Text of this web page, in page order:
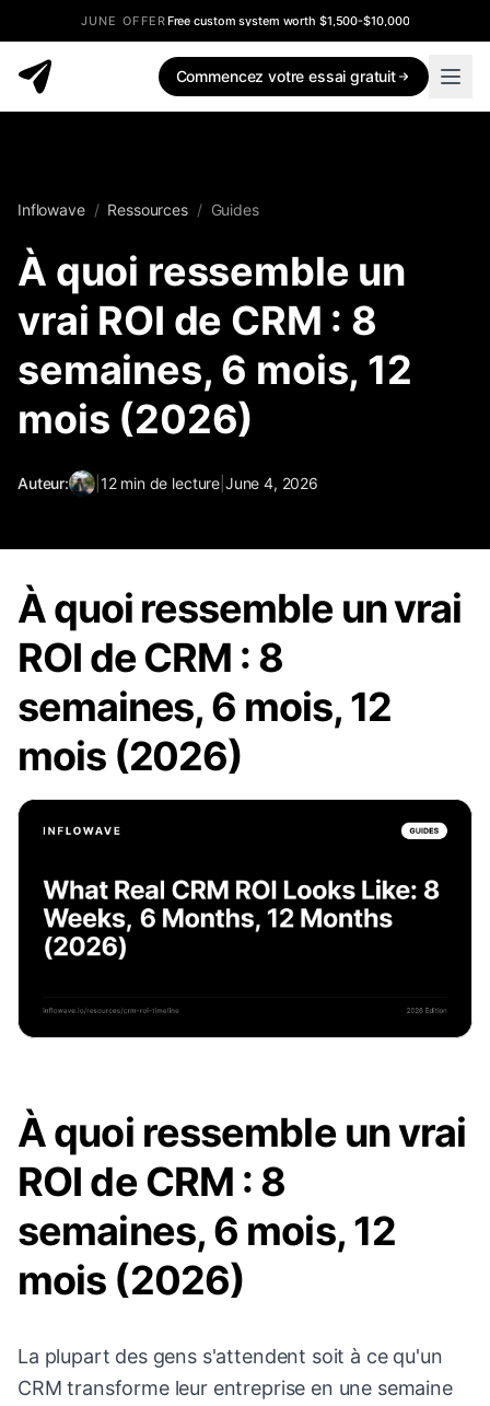
JUNE OFFERFree custom system worth $1,500-$10,000
Commencez votre essai gratuit
Inflowave / Ressources / Guides
À quoi ressemble un
vrai ROI de CRM : 8
semaines, 6 mois, 12
mois (2026)
Auteur: | 12 min de lecture June 4, 2026
À quoi ressemble un vrai
ROI de CRM : 8
semaines, 6 mois, 12
mois (2026)
À quoi ressemble un vrai
ROI de CRM : 8
semaines, 6 mois, 12
mois (2026)
La plupart des gens s'attendent soit à ce qu'un
CRM transforme leur entreprise en une semaine